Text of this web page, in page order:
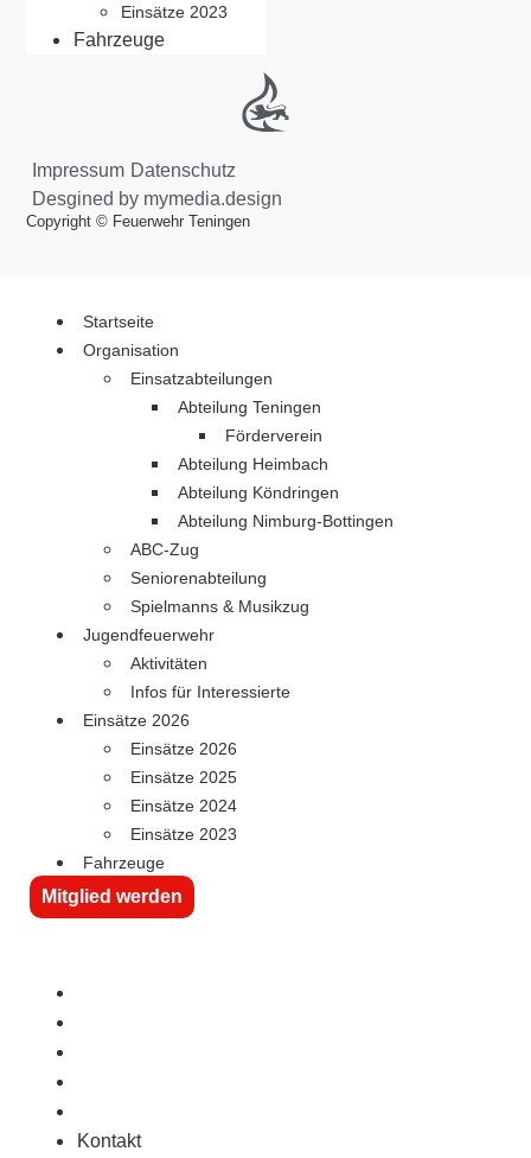
Einsätze 2023
Fahrzeuge
Impressum Datenschutz
Desgined by mymedia.design
Copyright © Feuerwehr Teningen
Startseite
Organisation
Einsatzabteilungen
Abteilung Teningen
Förderverein
Abteilung Heimbach
Abteilung Köndringen
Abteilung Nimburg-Bottingen
ABC-Zug
Seniorenabteilung
Spielmanns & Musikzug
Jugendfeuerwehr
Aktivitäten
Infos für Interessierte
Einsätze 2026
Einsätze 2026
Einsätze 2025
Einsätze 2024
Einsätze 2023
Fahrzeuge
Mitglied werden
Kontakt